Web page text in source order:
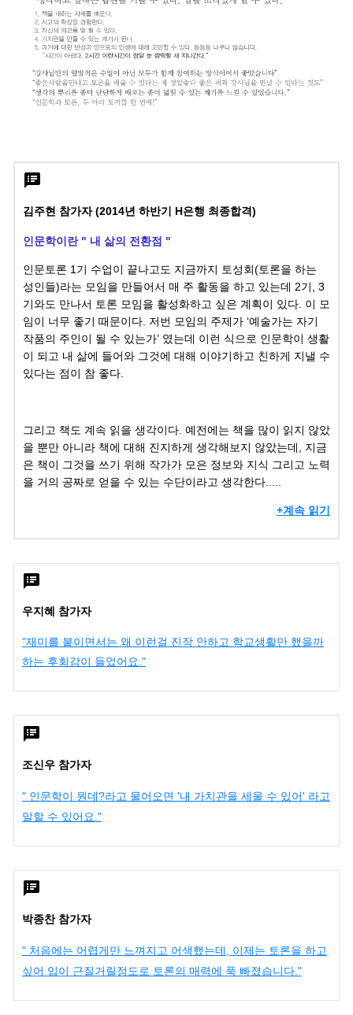
김주현 참가자 (2014년 하반기 H은행 최종합격)
인문학이란 " 내 삶의 전환점 "
인문토론 1기 수업이 끝나고도 지금까지 토성회(토론을 하는
성인들)라는 모임을 만들어서 매 주 활동을 하고 있는데 2기, 3
기와도 만나서 토론 모임을 활성화하고 싶은 계획이 있다. 이 모
임이 너무 좋기 때문이다. 저번 모임의 주제가 ‘예술가는 자기
작품의 주인이 될 수 있는가’ 였는데 이런 식으로 인문학이 생활
이 되고 내 삶에 들어와 그것에 대해 이야기하고 친하게 지낼 수
있다는 점이 참 좋다.
그리고 책도 계속 읽을 생각이다. 예전에는 책을 많이 읽지 않았
을 뿐만 아니라 책에 대해 진지하게 생각해보지 않았는데, 지금
은 책이 그것을 쓰기 위해 작가가 모은 정보와 지식 그리고 노력
을 거의 공짜로 얻을 수 있는 수단이라고 생각한다.....
+계속 읽기
우지혜 참가자
"재미를 붙이면서는 왜 이런걸 진작 안하고 학교생활만 했을까
하는 후회감이 들었어요."
조신우 참가자
" 인문학이 뭔데?라고 물어오면 '내 가치관을 세울 수 있어' 라고
말할 수 있어요."
박종찬 참가자
" 처음에는 어렵게만 느껴지고 어색했는데, 이제는 토론을 하고
싶어 입이 근질거릴정도로 토론의 매력에 푹 빠졌습니다."